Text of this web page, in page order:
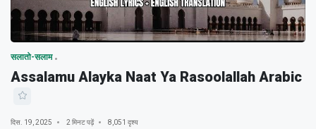
सलातो-सलाम
Assalamu Alayka Naat Ya Rasoolallah Arabic
दिस. 19, 2025 2 मिनट पढ़ें 8,051 दृश्य